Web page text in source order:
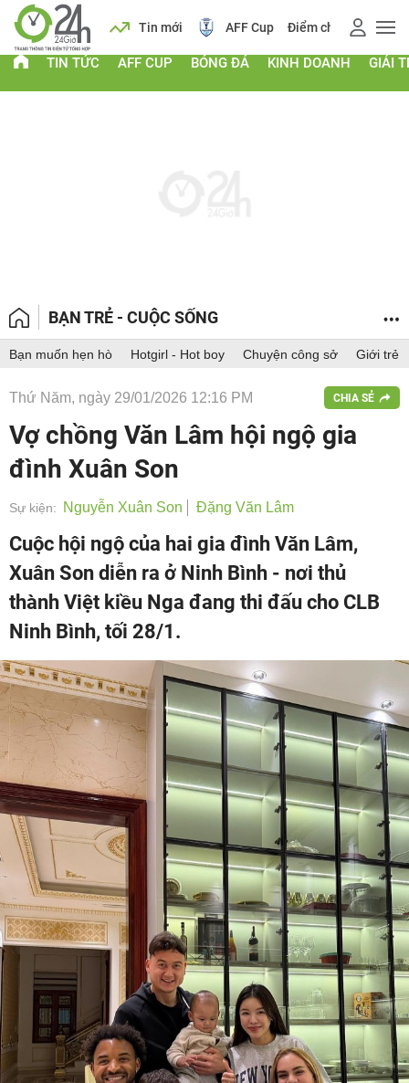
Lịch Tin mới AFF Cup Điểm chuẩn 2026
TIN TỨC AFF CUP BÓNG ĐÁ KINH DOANH GIẢI
BẠN TRẺ - CUỘC SỐNG
Bạn muốn hẹn hò Hotgirl - Hot boy Chuyện công sở Giới trẻ
Thứ Năm, ngày 29/01/2026 12:16 PM CHIA SẺ
Vợ chồng Văn Lâm hội ngộ gia
đình Xuân Son
Sự kiện: Nguyễn Xuân Son Đặng Văn Lâm
Cuộc hội ngộ của hai gia đình Văn Lâm,
Xuân Son diễn ra ở Ninh Bình - nơi thủ
thành Việt kiều Nga đang thi đấu cho CLB
Ninh Bình, tối 28/1.